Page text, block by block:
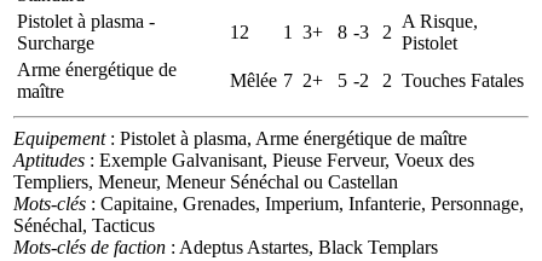
Pistolet à plasma -
Surcharge
12 1 3+ 8 -3 2
A Risque,
Pistolet
Arme énergétique de
maître
Mêlée 7 2+ 5 -2 2 Touches Fatales
Equipement: Pistolet à plasma, Arme énergétique de maître
Aptitudes : Exemple Galvanisant, Pieuse Ferveur, Voeux des
Templiers, Meneur, Meneur Sénéchal ou Castellan
Mots-clés : Capitaine, Grenades, Imperium, Infanterie, Personnage,
Sénéchal, Tacticus
Mots-clés de faction : Adeptus Astartes, Black Templars